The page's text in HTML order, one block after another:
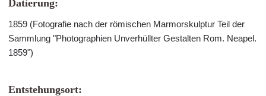
Datierung:
1859 (Fotografie nach der römischen Marmorskulptur Teil der
Sammlung "Photographien Unverhüllter Gestalten Rom. Neapel.
1859")
Entstehungsort: